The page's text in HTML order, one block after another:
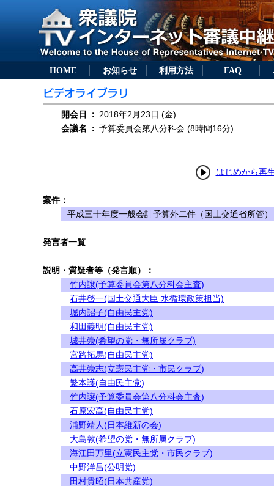
HOME お知らせ 利用方法 FAQ
開会日 ： 2018年2月23日 (金)
会議名
： 予算委員会第八分科会 (8時間16分)
はじめから再
案件：
平成三十年度一般会計予算外二件（国土交通省所管）
発言者一覧
説明・質疑者等（発言順）：
竹内譲(予算委員会第八分科会主査)
石井啓一(国土交通大臣 水循環政策担当)
堀内詔子(自由民主党)
和田義明(自由民主党)
城井崇(希望の党・無所属クラブ)
宮路拓馬(自由民主党)
高井崇志(立憲民主党・市民クラブ)
繁本護(自由民主党)
竹内譲(予算委員会第八分科会主査)
石原宏高(自由民主党)
浦野靖人(日本維新の会)
大島敦(希望の党・無所属クラブ)
海江田万里(立憲民主党・市民クラブ)
中野洋昌(公明党)
田村貴昭(日本共産党)